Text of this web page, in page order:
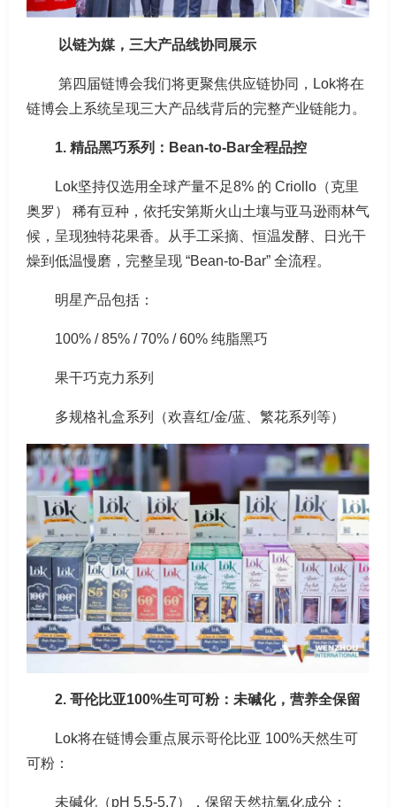
以链为媒，三大产品线协同展示
第四届链博会我们将更聚焦供应链协同，Lok将在
链博会上系统呈现三大产品线背后的完整产业链能力。
1. 精品黑巧系列：Bean-to-Bar全程品控
Lok坚持仅选用全球产量不足8% 的 Criollo（克里
奥罗） 稀有豆种，依托安第斯火山土壤与亚马逊雨林气
候，呈现独特花果香。从手工采摘、恒温发酵、日光干
燥到低温慢磨，完整呈现 “Bean-to-Bar” 全流程。
明星产品包括：
100% / 85% / 70% / 60% 纯脂黑巧
果干巧克力系列
多规格礼盒系列（欢喜红/金/蓝、繁花系列等）
2. 哥伦比亚100%生可可粉：未碱化，营养全保留
Lok将在链博会重点展示哥伦比亚 100%天然生可
可粉：
未碱化（pH 5.5-5.7），保留天然抗氧化成分；